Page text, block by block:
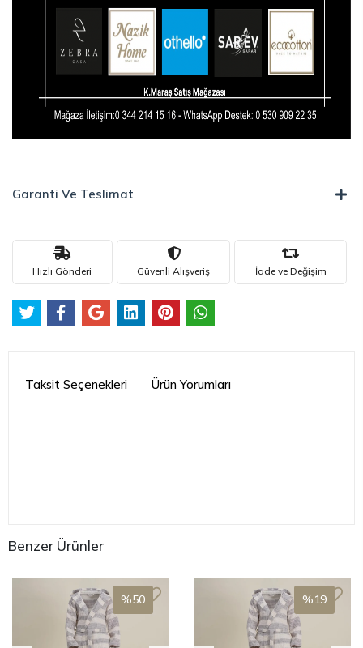
Garanti Ve Teslimat
Hızlı Gönderi Güvenli Alışveriş İade ve Değişim
Taksit Seçenekleri Ürün Yorumları
Benzer Ürünler
%50 %19